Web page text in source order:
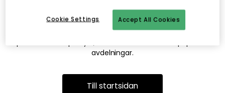
Detta kan bero på att sidan inte längre finns eller att den har
flyttats. Vi ber om ursäkt för besväret. I menyn ovan kan du
prova att söka på nytt, eller besöka en av våra populära
avdelningar.
Till startsidan
Accept All Cookies
Cookie Settings